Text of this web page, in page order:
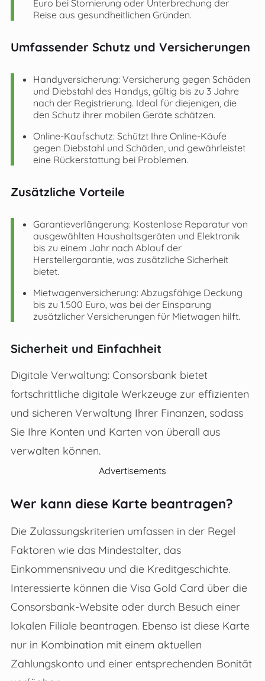
Euro bei Stornierung oder Unterbrechung der
Reise aus gesundheitlichen Gründen.
Umfassender Schutz und Versicherungen
Handyversicherung: Versicherung gegen Schäden
und Diebstahl des Handys, gültig bis zu 3 Jahre
nach der Registrierung. Ideal für diejenigen, die
den Schutz ihrer mobilen Geräte schätzen.
Online-Kaufschutz: Schützt Ihre Online-Käufe
gegen Diebstahl und Schäden, und gewährleistet
eine Rückerstattung bei Problemen.
Zusätzliche Vorteile
Garantieverlängerung: Kostenlose Reparatur von
ausgewählten Haushaltsgeräten und Elektronik
bis zu einem Jahr nach Ablauf der
Herstellergarantie, was zusätzliche Sicherheit
bietet.
Mietwagenversicherung: Abzugsfähige Deckung
bis zu 1.500 Euro, was bei der Einsparung
zusätzlicher Versicherungen für Mietwagen hilft.
Sicherheit und Einfachheit
Digitale Verwaltung: Consorsbank bietet
fortschrittliche digitale Werkzeuge zur effizienten
und sicheren Verwaltung Ihrer Finanzen, sodass
Sie Ihre Konten und Karten von überall aus
verwalten können.
Advertisements
Wer kann diese Karte beantragen?
Die Zulassungskriterien umfassen in der Regel
Faktoren wie das Mindestalter, das
Einkommensniveau und die Kreditgeschichte.
Interessierte können die Visa Gold Card über die
Consorsbank-Website oder durch Besuch einer
lokalen Filiale beantragen. Ebenso ist diese Karte
nur in Kombination mit einem aktuellen
Zahlungskonto und einer entsprechenden Bonität